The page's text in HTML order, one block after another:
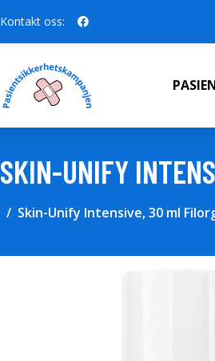
Kontakt oss:
SKIN-UNIFY
Skin-Unify Intensive, 30 ml